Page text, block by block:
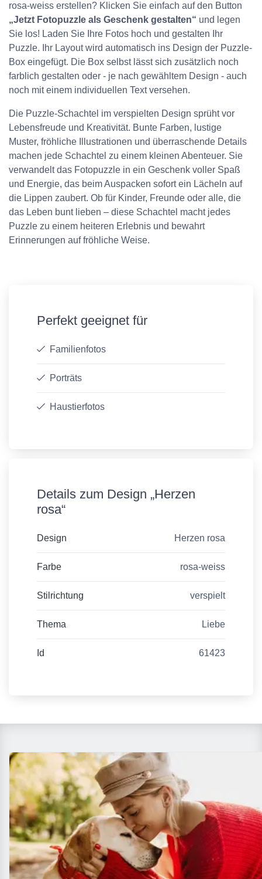
rosa-weiss erstellen? Klicken Sie einfach auf den Button
„Jetzt Fotopuzzle als Geschenk gestalten“ und legen
Sie los! Laden Sie Ihre Fotos hoch und gestalten Ihr
Puzzle. Ihr Layout wird automatisch ins Design der Puzzle-
Box eingefügt. Die Box selbst lässt sich zusätzlich noch
farblich gestalten oder - je nach gewähltem Design - auch
noch mit einem individuellen Text versehen.
Die Puzzle-Schachtel im verspielten Design sprüht vor
Lebensfreude und Kreativität. Bunte Farben, lustige
Muster, fröhliche Illustrationen und überraschende Details
machen jede Schachtel zu einem kleinen Abenteuer. Sie
verwandelt das Fotopuzzle in ein Geschenk voller Spaß
und Energie, das beim Auspacken sofort ein Lächeln auf
die Lippen zaubert. Ob für Kinder, Freunde oder alle, die
das Leben bunt lieben – diese Schachtel macht jedes
Puzzle zu einem heiteren Erlebnis und bewahrt
Erinnerungen auf fröhliche Weise.
Perfekt geeignet für
Familienfotos
Porträts
Haustierfotos
Details zum Design „Herzen
rosa“
Design Herzen rosa
Farbe rosa-weiss
Stilrichtung verspielt
Thema Liebe
Id 61423